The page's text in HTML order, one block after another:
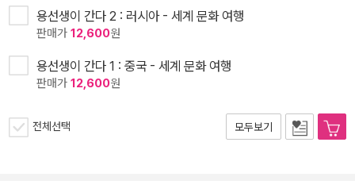
용선생이 간다 2 : 러시아 - 세계 문화 여행
판매가 12,600원
용선생이 간다 1 : 중국 - 세계 문화 여행
판매가 12,600원
전체선택 모두보기